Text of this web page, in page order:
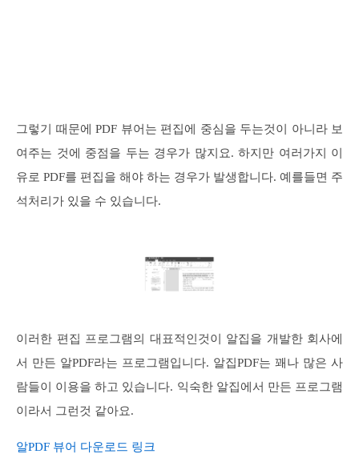
그렇기 때문에 PDF 뷰어는 편집에 중심을 두는것이 아니라 보
여주는 것에 중점을 두는 경우가 많지요. 하지만 여러가지 이
유로 PDF를 편집을 해야 하는 경우가 발생합니다. 예를들면 주
석처리가 있을 수 있습니다.
이러한 편집 프로그램의 대표적인것이 알집을 개발한 회사에
서 만든 알PDF라는 프로그램입니다. 알집PDF는 꽤나 많은 사
람들이 이용을 하고 있습니다. 익숙한 알집에서 만든 프로그램
이라서 그런것 같아요.
알PDF 뷰어 다운로드 링크